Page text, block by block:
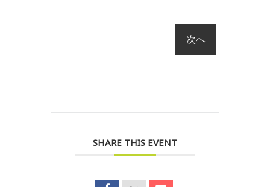
SHARE THIS EVENT